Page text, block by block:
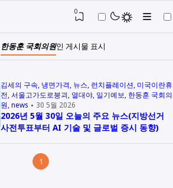
0
한동훈 국회의원인 게시물 표시
김세의 구속 냉면가격 뉴스 런치플레이션 미국이란휴
전 서울고가도로붕괴 열대야 일기예보 한동훈 국회의
원 news 30 5월 2026
2026년 5월 30일 오늘의 주요 뉴스(지방선거
사전투표부터 AI 기술 및 글로벌 증시 동향)
1